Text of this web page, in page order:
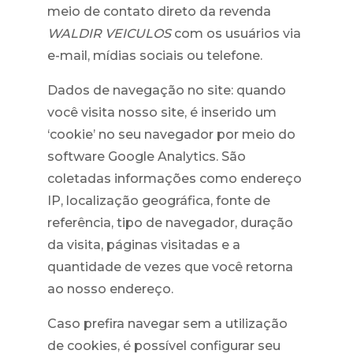
meio de contato direto da revenda
WALDIR VEICULOScom os usuários via
e-mail, mídias sociais ou telefone.
Dados de navegação no site: quando
você visita nosso site, é inserido um
‘cookie’ no seu navegador por meio do
software Google Analytics. São
coletadas informações como endereço
IP, localização geográfica, fonte de
referência, tipo de navegador, duração
da visita, páginas visitadas e a
quantidade de vezes que você retorna
ao nosso endereço.
Caso prefira navegar sem a utilização
de cookies, é possível configurar seu